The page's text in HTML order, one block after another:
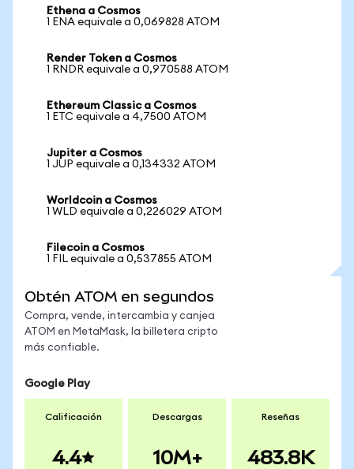
Ethena a Cosmos
1 ENA equivale a 0,069828 ATOM
Render Token a Cosmos
1 RNDR equivale a 0,970588 ATOM
Ethereum Classic a Cosmos
1 ETC equivale a 4,7500 ATOM
Jupiter a Cosmos
1 JUP equivale a 0,134332 ATOM
Worldcoin a Cosmos
1 WLD equivale a 0,226029 ATOM
Filecoin a Cosmos
1 FIL equivale a 0,537855 ATOM
Obtén ATOM en segundos
Compra, vende, intercambia y canjea
ATOM en MetaMask, la billetera cripto
más confiable.
Google Play
Calificación
4.4
Descargas
10M+
Reseñas
483.8K